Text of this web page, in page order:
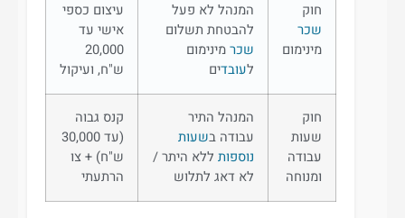
חוק
שכר
מינימום
המנהל לא פעל
להבטחת תשלום
שכרמינימום
לעובדים
עיצום כספי
אישי עד
20,000
ש"ח, ועיקול
חוק
שעות
עבודה
ומנוחה
המנהל התיר
עבודה בשעות
נוספות ללא היתר /
לא דאג לתלוש
קנס גבוה
(עד 30,000
ש"ח) + צו
הרתעתי